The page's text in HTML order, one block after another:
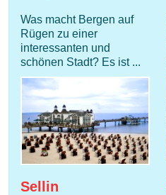
Was macht Bergen auf
Rügen zu einer
interessanten und
schönen Stadt? Es ist ...
Sellin